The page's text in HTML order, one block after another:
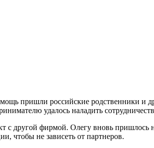
пришли российские родственники и
удалось наладить
с другой фирмой. Олегу вновь
чтобы не зависеть от партнеров.